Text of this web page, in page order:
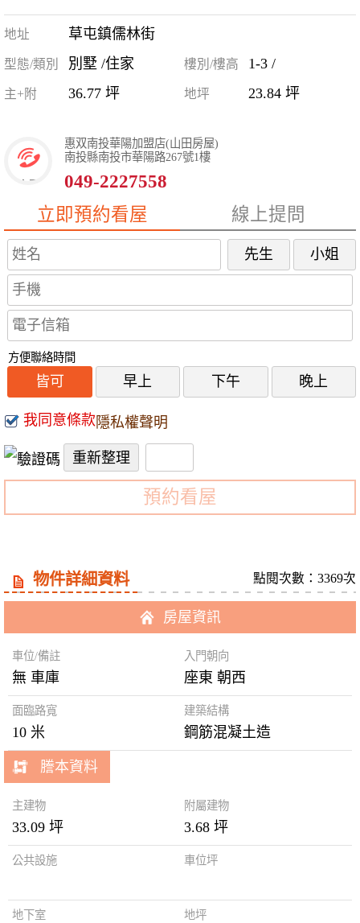
地址 草屯鎮儒林街
型態/類別 別墅 /住家 樓別/樓高 1-3 /
主+附 36.77 坪 地坪 23.84 坪
惠双南投華陽加盟店(山田房屋)
南投縣南投市華陽路267號1樓
049-2227558
立即預約看屋
線上提問
先生 小姐
方便聯絡時間
皆可 早上 下午 晚上
我同意條款隱私權聲明
預約看屋
物件詳細資料 點閱次數：3369次
房屋資訊
車位/備註
無 車庫
入門朝向
座東 朝西
面臨路寬
10 米
建築結構
鋼筋混凝土造
謄本資料
主建物
33.09 坪
附屬建物
3.68 坪
公共設施 車位坪
地下室 地坪